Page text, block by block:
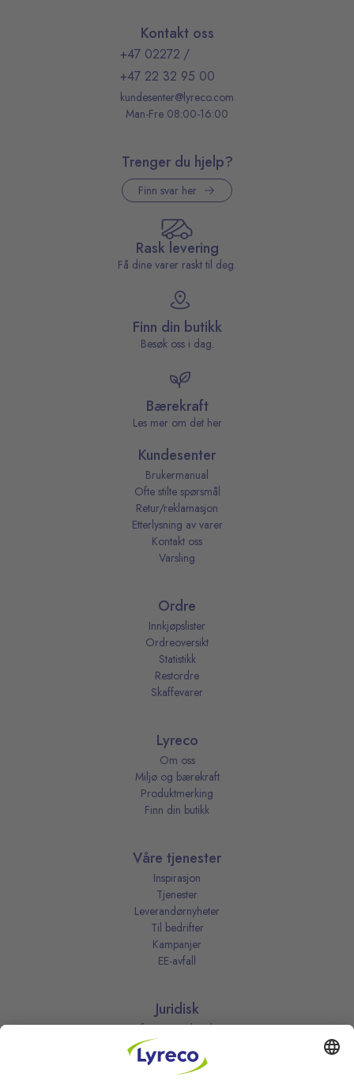
Kontakt oss
+47 02272 /
+47 22 32 95 00
kundesenter@lyreco.com
Man-Fre 08:00-16:00
Trenger du hjelp?
Finn svar her
Rask levering
Få dine varer raskt til deg.
Finn din butikk
Besøk oss i dag.
Bærekraft
Les mer om det her
Kundesenter
Brukermanual
Ofte stilte spørsmål
Retur/reklamasjon
Etterlysning av varer
Kontakt oss
Varsling
Ordre
Innkjøpslister
Ordreoversikt
Statistikk
Restordre
Skaffevarer
Lyreco
Om oss
Miljø og bærekraft
Produktmerking
Finn din butikk
Våre tjenester
Inspirasjon
Tjenester
Leverandørnyheter
Til bedrifter
Kampanjer
EE-avfall
Juridisk
Informasjonskapsler
Kjøpsbetingelser
Personvernerklæring
Vilkår